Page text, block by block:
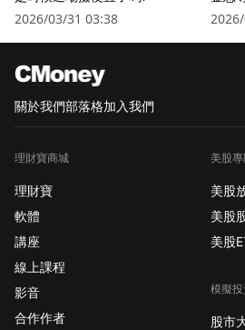
2026/03/31 03:38
衛星
關於我們部落格加入我們
理財寶商城
理財寶
軟體
講座
線上課程
影音
合作作者
美股專
美股
美股
美股
模擬投
股市